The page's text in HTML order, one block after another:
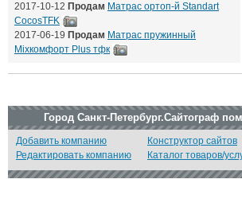
2017-10-12 Продам Матрас ортоп-й Standart
CocosTFK
2017-06-19 Продам Матрас пружинный
Mixкомфорт Plus тфк
Город Санкт-Петербург.Сайтограф
Добавить компанию
Редактировать компанию
Конструктор сайтов
Каталог товаров/